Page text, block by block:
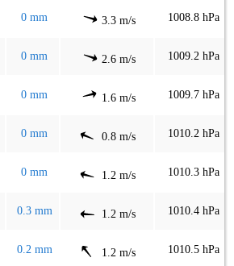
0 mm 3.3 m/s 1008.8 hPa
0 mm 2.6 m/s 1009.2 hPa
0 mm 1.6 m/s 1009.7 hPa
0 mm 0.8 m/s 1010.2 hPa
0 mm 1.2 m/s 1010.3 hPa
0.3 mm 1.2 m/s 1010.4 hPa
0.2 mm 1.2 m/s 1010.5 hPa